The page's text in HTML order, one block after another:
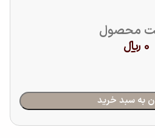
محصول
0 ﷼
به سبد خرید